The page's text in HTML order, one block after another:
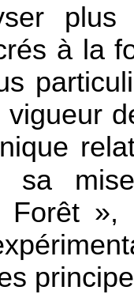
plus
à la
sa
Forêt